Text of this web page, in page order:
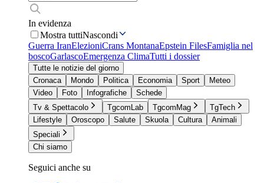
In evidenza
Mostra tuttiNascondi
Guerra IranElezioniCrans MontanaEpstein FilesFamiglia nel
boscoGarlascoEmergenza ClimaTutti i dossier
Tutte le notizie del giorno
Cronaca
Mondo Politica Economia Sport
Meteo
Video
Foto Infografiche
Schede
Tv & Spettacolo
TgcomLab TgcomMag
TgTech
Lifestyle
Oroscopo Salute Skuola Cultura
Animali
Speciali
Chi siamo
Seguici anche su